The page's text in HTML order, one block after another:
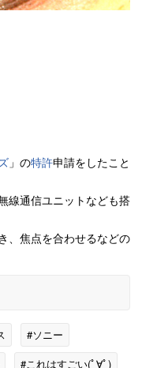
」の特許申請をしたこと
線通信ユニットなども搭
、焦点を合わせるなどの
#ソニー
#これはすごい(ﾟ∀ﾟ)